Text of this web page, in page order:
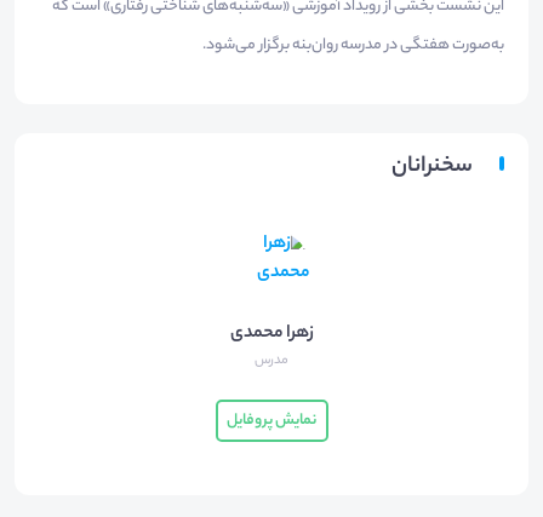
این نشست بخشی از رویداد آموزشی «سه‌شنبه‌های شناختی رفتاری» است که
به‌صورت هفتگی در مدرسه روان‌بنه برگزار می‌شود.
سخنرانان
زهرا محمدی
مدرس
نمایش پروفایل